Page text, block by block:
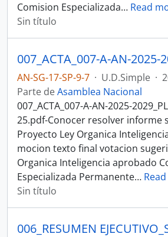
Comision Especializada… Read
Sin título
AN-SG-17-SP-9-7 · U.D.Simple ·
Parte deAsamblea Nacional
007_ACTA_007-A-AN-2025-
25.pdf-Conocer resolver informe
Proyecto Ley Organica
mocion texto final votacion
Organica Inteligencia aprobado
Especializada Permanente…
Sin título